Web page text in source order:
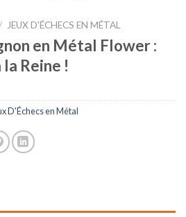
JEUX D'ÉCHECS EN MÉTAL
en Métal Flower :
la Reine !
D'Échecs en Métal